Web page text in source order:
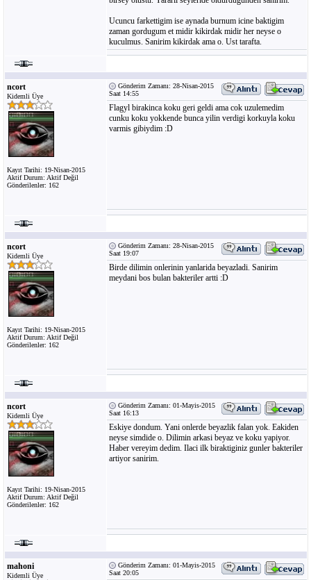
Ucuncu farkettigim ise aynada burnum icine baktigim
zaman gordugum et midir kikirdak midir her neyse o
kuculmus. Sanirim kikirdak ama o. Ust tarafta.
ncort
Kidemli Üye
Kayıt Tarihi: 19-Nisan-2015
Aktif Durum: Aktif Değil
Gönderilenler: 162
Gönderim Zamanı: 28-Nisan-2015
Saat 14:55
Flagyl birakinca koku geri geldi ama cok uzulemedim
cunku koku yokkende bunca yilin verdigi korkuyla koku
varmis gibiydim :D
ncort
Kidemli Üye
Kayıt Tarihi: 19-Nisan-2015
Aktif Durum: Aktif Değil
Gönderilenler: 162
Gönderim Zamanı: 28-Nisan-2015
Saat 19:07
Birde dilimin onlerinin yanlarida beyazladi. Sanirim
meydani bos bulan bakteriler artti :D
ncort
Kidemli Üye
Kayıt Tarihi: 19-Nisan-2015
Aktif Durum: Aktif Değil
Gönderilenler: 162
Gönderim Zamanı: 01-Mayis-2015
Saat 16:13
Eskiye dondum. Yani onlerde beyazlik falan yok. Eakiden
neyse simdide o. Dilimin arkasi beyaz ve koku yapiyor.
Haber vereyim dedim. Ilaci ilk biraktiginiz gunler bakteriler
artiyor sanirim.
mahoni
Kidemli Üye
Gönderim Zamanı: 01-Mayis-2015
Saat 20:05